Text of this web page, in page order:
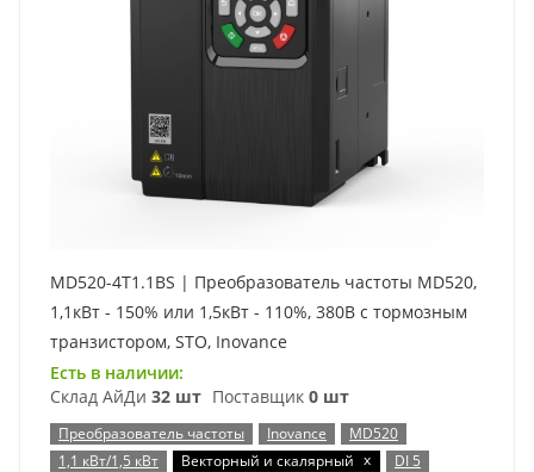
MD520-4T1.1BS | Преобразователь частоты MD520,
1,1кВт - 150% или 1,5кВт - 110%, 380В с тормозным
транзистором, STO, Inovance
Есть в наличии:
Склад АйДи 32 шт Поставщик 0 шт
Преобразователь частоты Inovance
MD520
1,1 кВт/1,5 кВт
Векторный и скалярный x
DI 5